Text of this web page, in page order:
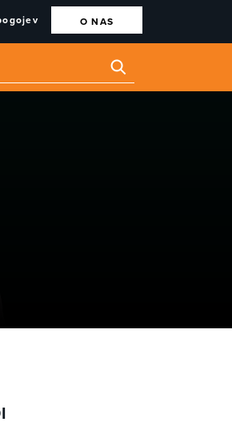
O NAS